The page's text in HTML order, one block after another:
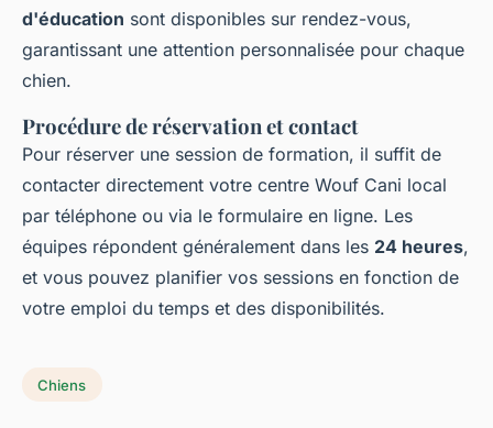
d'éducation sont disponibles sur rendez-vous,
garantissant une attention personnalisée pour chaque
chien.
Procédure de réservation et contact
Pour réserver une session de formation, il suffit de
contacter directement votre centre Wouf Cani local
par téléphone ou via le formulaire en ligne. Les
équipes répondent généralement dans les 24 heures,
et vous pouvez planifier vos sessions en fonction de
votre emploi du temps et des disponibilités.
Chiens